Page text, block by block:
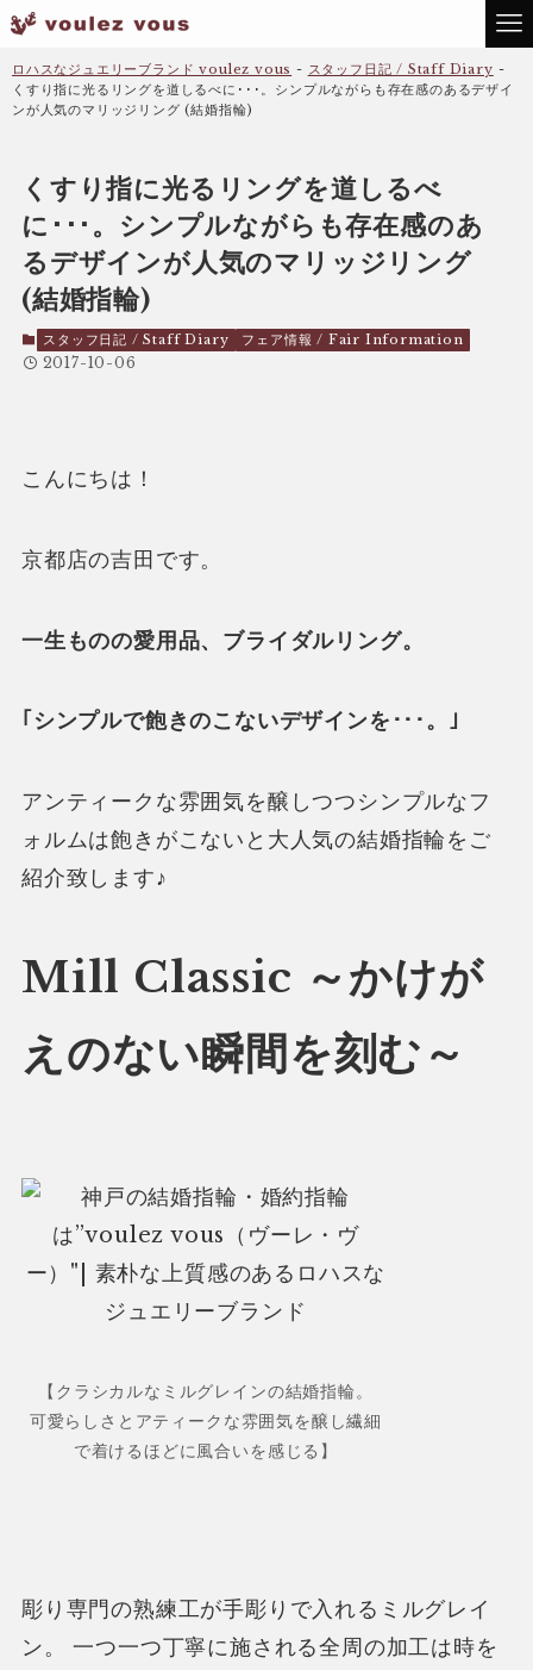
ロハスなジュエリーブランド voulez vous - スタッフ日記 / Staff Diary -
くすり指に光るリングを道しるべに･･･。シンプルながらも存在感のあるデザイ
ンが人気のマリッジリング (結婚指輪)
くすり指に光るリングを道しるべ
に･･･。シンプルながらも存在感のあ
るデザインが人気のマリッジリング
(結婚指輪)
スタッフ日記 / Staff Diary フェア情報 / Fair Information
2017-10-06
こんにちは！
京都店の吉田です。
一生ものの愛用品、ブライダルリング。
｢シンプルで飽きのこないデザインを･･･。｣
アンティークな雰囲気を醸しつつシンプルなフ
ォルムは飽きがこないと大人気の結婚指輪をご
紹介致します♪
Mill Classic ～かけが
えのない瞬間を刻む～
【クラシカルなミルグレインの結婚指輪。
可愛らしさとアティークな雰囲気を醸し繊細
で着けるほどに風合いを感じる】
彫り専門の熟練工が手彫りで入れるミルグレイ
ン。 一つ一つ丁寧に施される全周の加工は時を